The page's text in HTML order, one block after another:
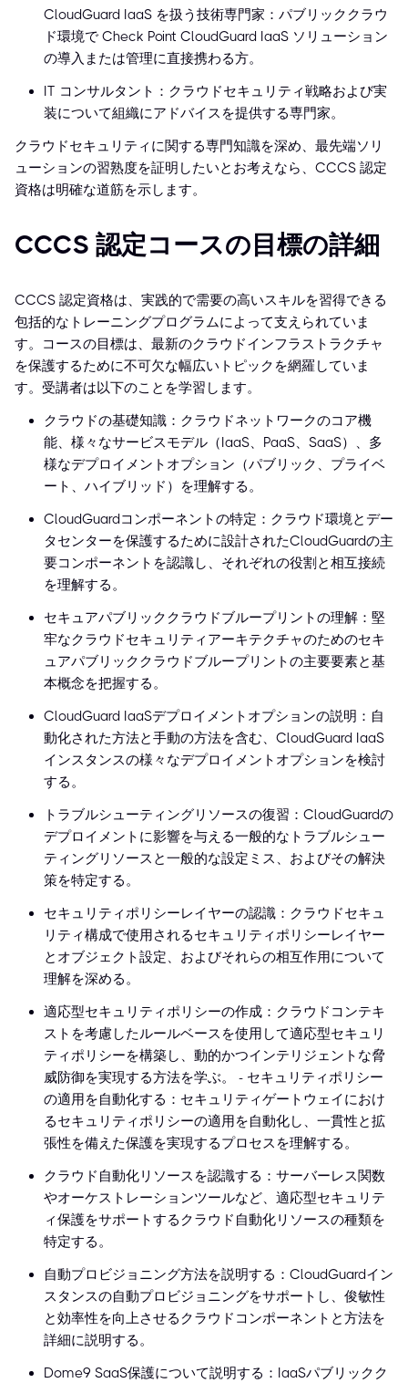
CloudGuard IaaS を扱う技術専門家：パブリッククラウ
ド環境で Check Point CloudGuard IaaS ソリューション
の導入または管理に直接携わる方。
IT コンサルタント：クラウドセキュリティ戦略および実
装について組織にアドバイスを提供する専門家。
クラウドセキュリティに関する専門知識を深め、最先端ソリ
ューションの習熟度を証明したいとお考えなら、CCCS 認定
資格は明確な道筋を示します。
CCCS 認定コースの目標の詳細
CCCS 認定資格は、実践的で需要の高いスキルを習得できる
包括的なトレーニングプログラムによって支えられていま
す。コースの目標は、最新のクラウドインフラストラクチャ
を保護するために不可欠な幅広いトピックを網羅していま
す。受講者は以下のことを学習します。
クラウドの基礎知識：クラウドネットワークのコア機
能、様々なサービスモデル（IaaS、PaaS、SaaS）、多
様なデプロイメントオプション（パブリック、プライベ
ート、ハイブリッド）を理解する。
CloudGuardコンポーネントの特定：クラウド環境とデー
タセンターを保護するために設計されたCloudGuardの主
要コンポーネントを認識し、それぞれの役割と相互接続
を理解する。
セキュアパブリッククラウドブループリントの理解：堅
牢なクラウドセキュリティアーキテクチャのためのセキ
ュアパブリッククラウドブループリントの主要要素と基
本概念を把握する。
CloudGuard IaaSデプロイメントオプションの説明：自
動化された方法と手動の方法を含む、CloudGuard IaaS
インスタンスの様々なデプロイメントオプションを検討
する。
トラブルシューティングリソースの復習：CloudGuardの
デプロイメントに影響を与える一般的なトラブルシュー
ティングリソースと一般的な設定ミス、およびその解決
策を特定する。
セキュリティポリシーレイヤーの認識：クラウドセキュ
リティ構成で使用されるセキュリティポリシーレイヤー
とオブジェクト設定、およびそれらの相互作用について
理解を深める。
適応型セキュリティポリシーの作成：クラウドコンテキ
ストを考慮したルールベースを使用して適応型セキュリ
ティポリシーを構築し、動的かつインテリジェントな脅
威防御を実現する方法を学ぶ。 - セキュリティポリシー
の適用を自動化する：セキュリティゲートウェイにおけ
るセキュリティポリシーの適用を自動化し、一貫性と拡
張性を備えた保護を実現するプロセスを理解する。
クラウド自動化リソースを認識する：サーバーレス関数
やオーケストレーションツールなど、適応型セキュリテ
ィ保護をサポートするクラウド自動化リソースの種類を
特定する。
自動プロビジョニング方法を説明する：CloudGuardイン
スタンスの自動プロビジョニングをサポートし、俊敏性
と効率性を向上させるクラウドコンポーネントと方法を
詳細に説明する。
Dome9 SaaS保護について説明する：IaaSパブリックク